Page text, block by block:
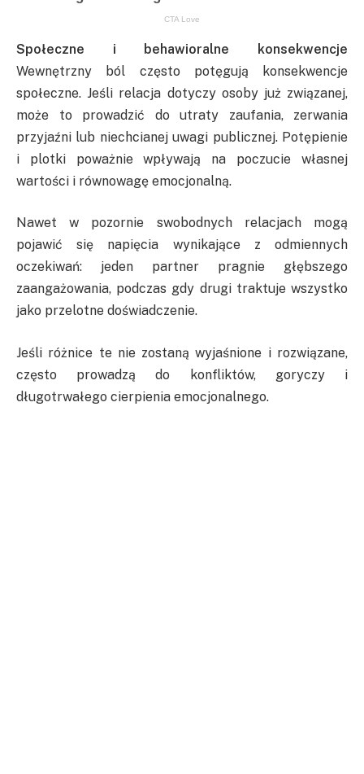
Społeczne i behawioralne konsekwencje
Wewnętrzny ból często potęgują konsekwencje
społeczne. Jeśli relacja dotyczy osoby już związanej,
może to prowadzić do utraty zaufania, zerwania
przyjaźni lub niechcianej uwagi publicznej. Potępienie
i plotki poważnie wpływają na poczucie własnej
wartości i równowagę emocjonalną.
Nawet w pozornie swobodnych relacjach mogą
pojawić się napięcia wynikające z odmiennych
oczekiwań: jeden partner pragnie głębszego
zaangażowania, podczas gdy drugi traktuje wszystko
jako przelotne doświadczenie.
Jeśli różnice te nie zostaną wyjaśnione i rozwiązane,
często prowadzą do konfliktów, goryczy i
długotrwałego cierpienia emocjonalnego.